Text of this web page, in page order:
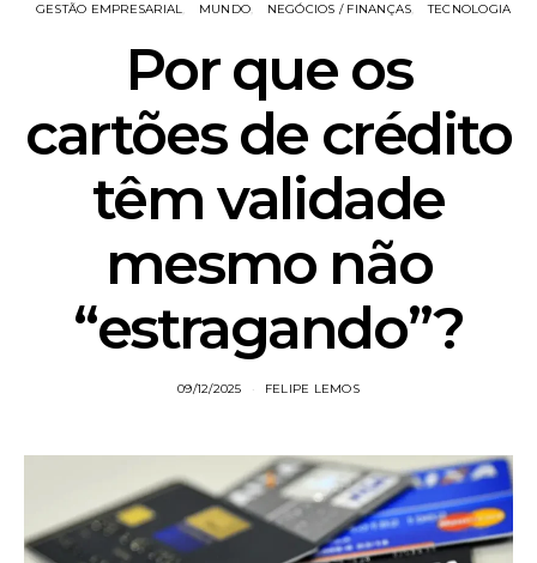
GESTÃO EMPRESARIAL
MUNDO NEGÓCIOS / FINANÇAS TECNOLOGIA
Por que os
cartões de crédito
têm validade
mesmo não
“estragando”?
09/12/2025 FELIPE LEMOS